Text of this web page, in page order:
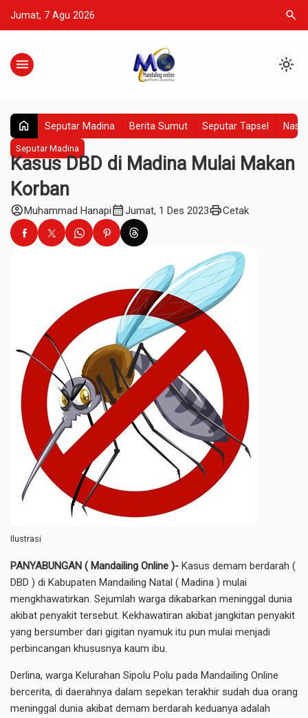
Jumat, 7 Agu 2026 search
menu light_mode
home Seputar Madina Berita Sumut Seputar Tapsel
Seputar Madina
Kasus DBD di Madina Mulai Makan
Korban
account_circleMuhammad Hanapicalendar_monthJumat, 1 Des 2023printCetak
Ilustrasi
PANYABUNGAN ( Mandailing Online )- Kasus demam berdarah (
DBD ) di Kabupaten Mandailing Natal ( Madina ) mulai
mengkhawatirkan. Sejumlah warga dikabarkan meninggal dunia
akibat penyakit tersebut. Kekhawatiran akibat jangkitan penyakit
yang bersumber dari gigitan nyamuk itu pun mulai menjadi
perbincangan khususnya kaum ibu.
Derlina, warga Kelurahan Sipolu Polu pada Mandailing Online
bercerita, di daerahnya dalam sepekan terakhir sudah dua orang
meninggal dunia akibat demam berdarah keduanya adalah